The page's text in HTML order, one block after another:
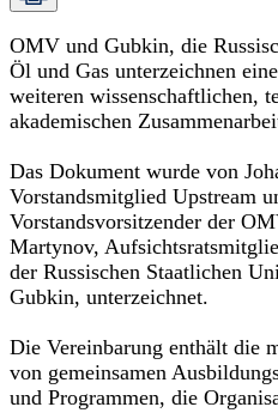
OMV und Gubkin, die
Öl und Gas unterzeichnen
weiteren wissenschaftlichen,
akademischen
Das Dokument wurde von
Vorstandsmitglied Upstream
Vorstandsvorsitzender der
Martynov,
der Russischen Staatlichen
Gubkin, unterzeichnet.
Die Vereinbarung enthält die
von gemeinsamen
und Programmen, die